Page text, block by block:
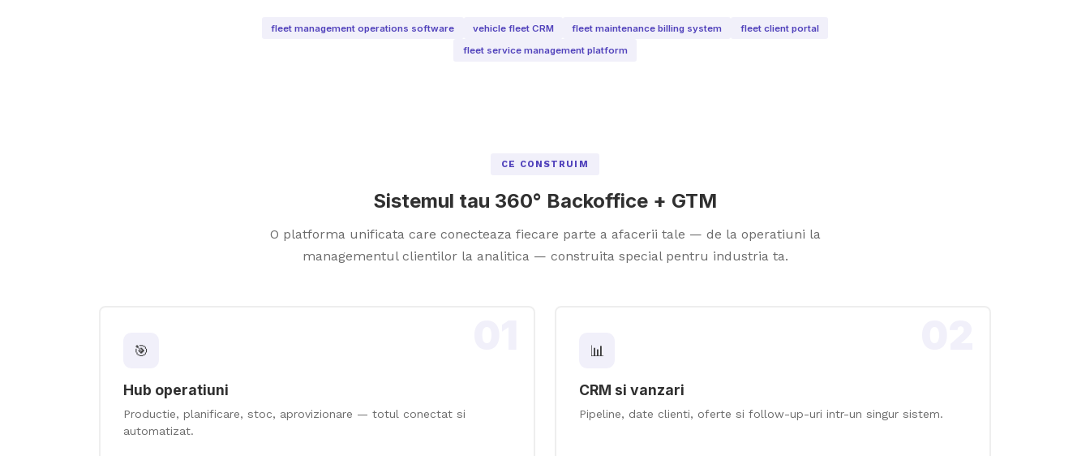
fleet management operations software vehicle fleet CRM fleet maintenance billing system
fleet client portal
fleet service management platform
CE CONSTRUIM
Sistemul tau 360° Backoffice + GTM
O platforma unificata care conecteaza fiecare parte a afacerii tale — de la operatiuni la
managementul clientilor la analitica — construita special pentru industria ta.
🎯
Hub operatiuni
Productie, planificare, stoc, aprovizionare — totul conectat si
automatizat.
📊
CRM si vanzari
Pipeline, date clienti, oferte si follow-up-uri intr-un singur sistem.